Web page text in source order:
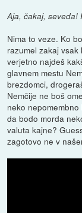
Aja, čakaj, seveda!
Nima to veze. Ko
razumel zakaj
verjetno najdeš
glavnem mestu
brezdomci,
Nemčije ne boš
neko
da bodo morda
valuta kajne?
zagotovo ne v